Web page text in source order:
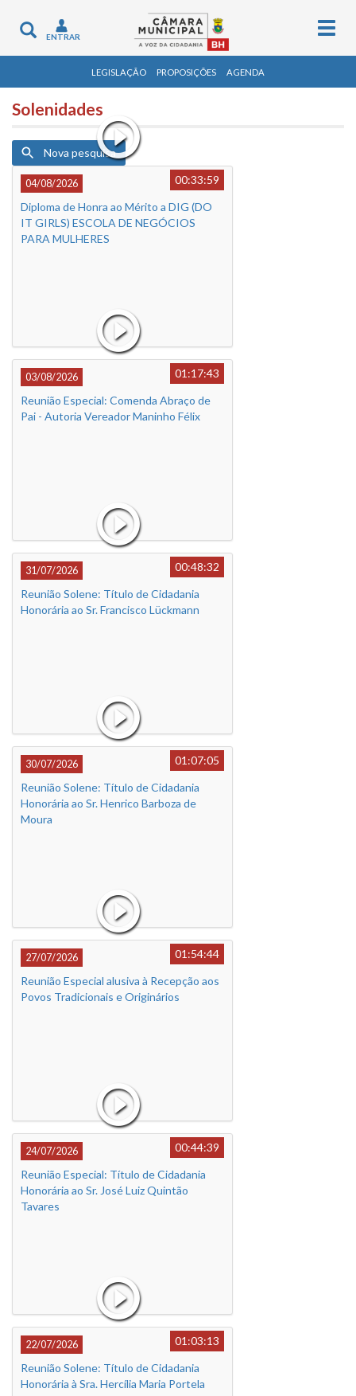
Toggle
navigation
ENTRAR
LEGISLAÇÃO PROPOSIÇÕES AGENDA
Solenidades
Nova pesquisa
04/08/2026
00:33:59
Diploma de Honra ao Mérito a DIG (DO
IT GIRLS) ESCOLA DE NEGÓCIOS
PARA MULHERES
03/08/2026
01:17:43
Reunião Especial: Comenda Abraço de
Pai - Autoria Vereador Maninho Félix
31/07/2026
00:48:32
Reunião Solene: Título de Cidadania
Honorária ao Sr. Francisco Lückmann
30/07/2026
01:07:05
Reunião Solene: Título de Cidadania
Honorária ao Sr. Henrico Barboza de
Moura
27/07/2026
01:54:44
Reunião Especial alusiva à Recepção aos
Povos Tradicionais e Originários
24/07/2026
00:44:39
Reunião Especial: Título de Cidadania
Honorária ao Sr. José Luiz Quintão
Tavares
22/07/2026
01:03:13
Reunião Solene: Título de Cidadania
Honorária à Sra. Hercília Maria Portela